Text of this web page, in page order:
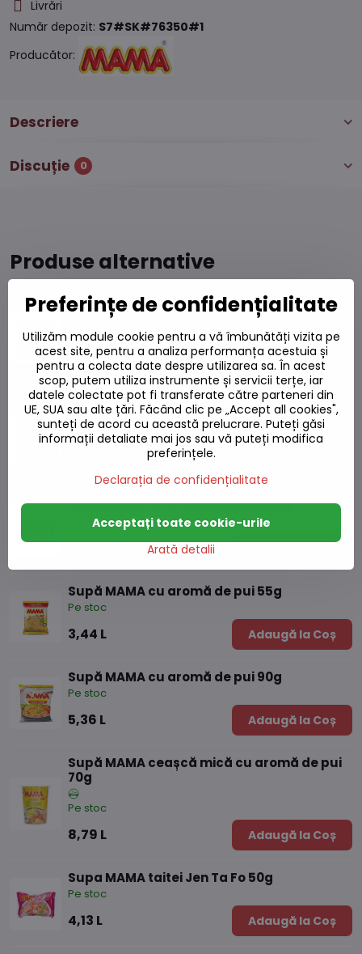
Livrări
Număr depozit: S7#SK#76350#1
Producător:
Descriere
Discuție 0
Produse alternative
Tăiței cu aromă de legume 60g
Pe stoc
2,91 L Adaugă la Coș
Supă MAMA TOM YUM aromă de creveți 90g
Pe stoc
Supă MAMA cu aromă de porc 50g
Pe stoc
3,67 L
Supă MAMA cu aromă de pui 55g
Pe stoc
3,44 L Adaugă la Coș
Supă MAMA cu aromă de pui 90g
Pe stoc
5,36 L Adaugă la Coș
Supă MAMA ceașcă mică cu aromă de pui
70g
Pe stoc
8,79 L Adaugă la Coș
Supa MAMA taitei Jen Ta Fo 50g
Pe stoc
4,13 L Adaugă la Coș
Preferințe de confidențialitate
Utilizăm module cookie pentru a vă îmbunătăți vizita pe
acest site, pentru a analiza performanța acestuia și
pentru a colecta date despre utilizarea sa. În acest
scop, putem utiliza instrumente și servicii terțe, iar
datele colectate pot fi transferate către parteneri din
UE, SUA sau alte țări. Făcând clic pe „Accept all cookies",
sunteți de acord cu această prelucrare. Puteți găsi
informații detaliate mai jos sau vă puteți modifica
preferințele.
Declarația de confidențialitate
Arată detalii
Acceptați toate cookie-urile